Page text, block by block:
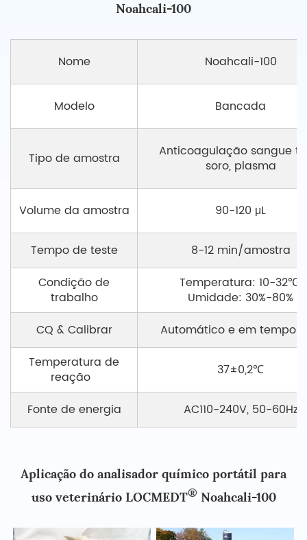
Noahcali-100
Nome Noahcali-100
Modelo Bancada
Tipo de amostra
Anticoagulação sangue
soro, plasma
Volume da amostra 90-120 μL
Tempo de teste
8-12 min/amostra
Condição de
trabalho
Temperatura: 10-32℃
Umidade: 30%-80%
CQ & Calibrar
Automático e em tempo
Temperatura de
reação
37±0,2℃
Fonte de energia AC110-240V, 50-60Hz
Aplicação do analisador químico portátil para
uso veterinário LOCMEDT® Noahcali-100